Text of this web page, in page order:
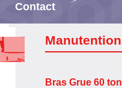
Contact
Bras Grue 60